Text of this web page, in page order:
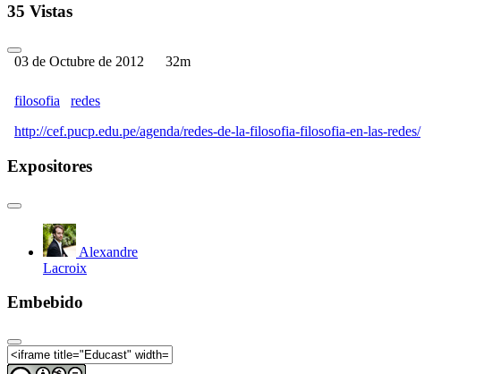
35 Vistas
03 de Octubre de 2012 32m
filosofia
redes
http://cef.pucp.edu.pe/agenda/redes-de-la-filosofia-filosofia-en-las-redes/
Expositores
Alexandre
Lacroix
Embebido